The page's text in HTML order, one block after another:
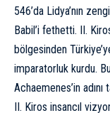
546’da Lidya’nın
Babil’i fethetti. II.
bölgesinden
imparatorluk kurdu.
Achaemenes’in
II. Kiros insancıl